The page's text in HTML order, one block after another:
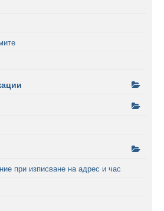
при изписване на адрес и час